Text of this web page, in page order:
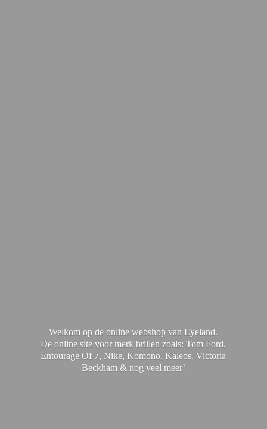
Welkom op de online webshop van Eyeland.
De online site voor merk brillen zoals: Tom Ford,
Entourage Of 7, Nike, Komono, Kaleos, Victoria
Beckham & nog veel meer!